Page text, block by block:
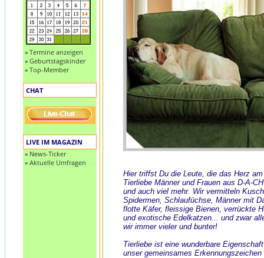
» Termine anzeigen
» Geburtstagskinder
» Top-Member
CHAT
LIVE IM MAGAZIN
» News-Ticker
» Aktuelle Umfragen
Hier triffst Du die Leute, die das Herz
Tierliebe Männer und Frauen aus D-A-
und auch viel mehr. Wir vermitteln
Spidermen, Schlaufüchse, Männer mit
flotte Käfer, fleissige Bienen, verrückte
und exotische Edelkatzen... und zwar
wir immer vieler und bunter!
Tierliebe ist eine wunderbare
unser gemeinsames